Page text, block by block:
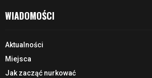
WIADOMOŚCI
Aktualności
Miejsca
Jak zacząć nurkować